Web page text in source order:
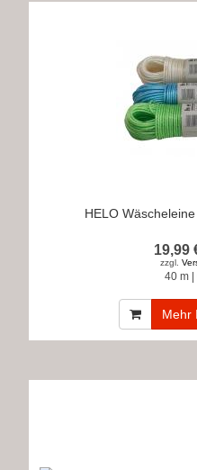
HELO
19,99
zzgl.
40 m |
Mehr